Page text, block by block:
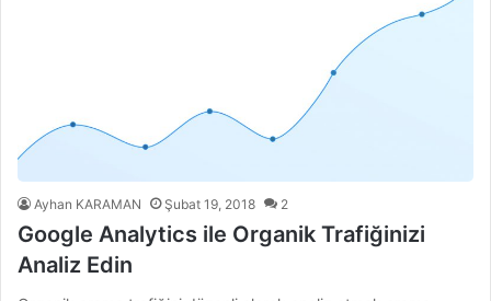
Ayhan KARAMAN Şubat 19, 2018 2
Google Analytics ile Organik Trafiğinizi
Analiz Edin